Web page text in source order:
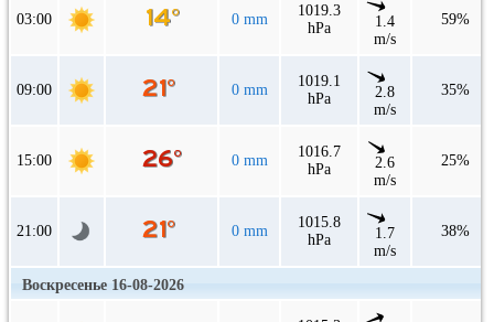
03:00 0 mm
1019.3
hPa
1.4
m/s
59%
09:00 0 mm
1019.1
hPa
2.8
m/s
35%
15:00 0 mm
1016.7
hPa
2.6
m/s
25%
21:00 0 mm
1015.8
hPa
1.7
m/s
38%
Воскресенье 16-08-2026